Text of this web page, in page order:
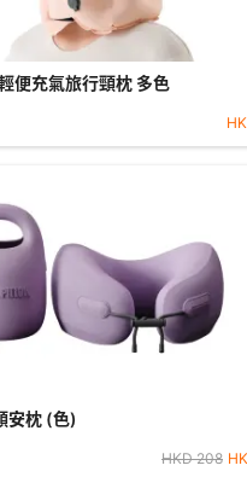
便充氣旅行頸枕 多色
Every Think - ES2頸安枕 (色)
HKD208